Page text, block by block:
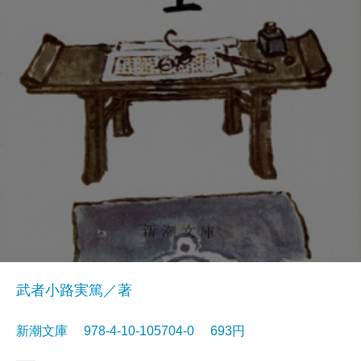
武者小路実篤／著
新潮文庫 978-4-10-105704-0 693円